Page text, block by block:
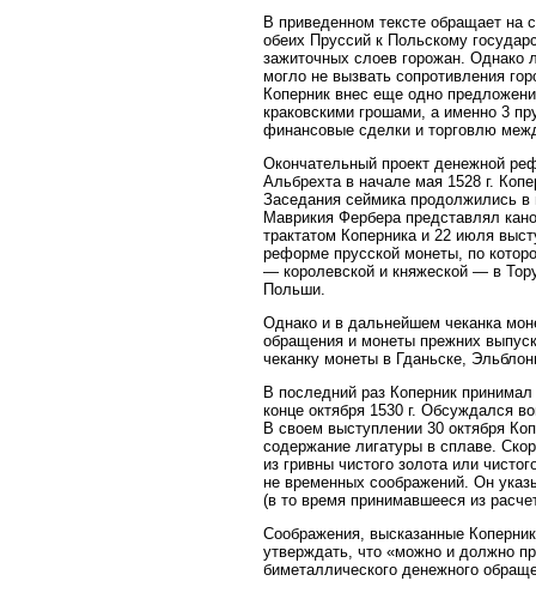
В приведенном тексте обращает на
обеих Пруссий к Польскому
зажиточных слоев горожан. Однако
могло не вызвать сопротивления
Коперник внес еще одно
краковскими грошами, а именно 3
финансовые сделки и торговлю
Окончательный проект денежной
Альбрехта в начале мая 1528 г.
Заседания сеймика продолжились в
Маврикия Фербера представлял
трактатом Коперника и 22 июля
реформе прусской монеты, по
— королевской и княжеской — в
Польши.
Однако и в дальнейшем чеканка
обращения и монеты прежних
чеканку монеты в Гданьске,
В последний раз Коперник
конце октября 1530 г. Обсуждался
В своем выступлении 30 октября
содержание лигатуры в сплаве.
из гривны чистого золота или
не временных соображений. Он
(в то время принимавшееся из
Соображения, высказанные
утверждать, что «можно и должно
биметаллического денежного